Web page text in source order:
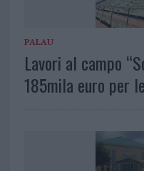
PALAU
Lavori al campo
185mila euro per